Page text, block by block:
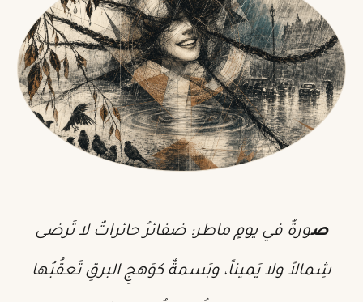
صورةٌ في يومٍ ماطر: ضفائرُ حائراتٌ لا تَرضى
شِمالاً ولا يَميناً، وبَسمةٌ كوَهجِ البرقِ تَعقُبُها